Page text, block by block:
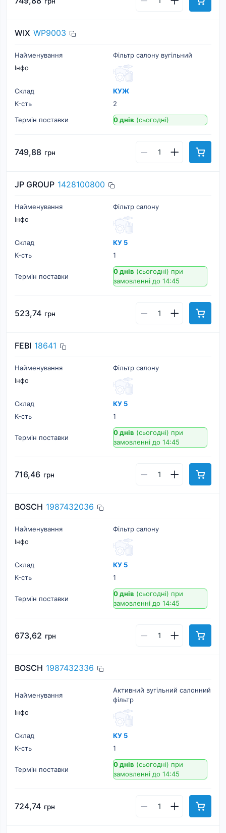
WIX WP9003
Найменування
Фільтр салону вугільний
Інфо
Склад
КУЖ
К-cть
2
Термін поставки
0 днів (сьогодні)
749,88 грн
JP GROUP 1428100800
Найменування
Фільтр салону
Інфо
Склад
КУ 5
К-cть
1
Термін поставки
0 днів (сьогодні) при
замовленні до 14:45
523,74 грн
FEBI 18641
Найменування
Фільтр салону
Інфо
Склад
КУ 5
К-cть
1
Термін поставки
0 днів (сьогодні) при
замовленні до 14:45
716,46 грн
BOSCH 1987432036
Найменування
Фільтр салону
Інфо
Склад
КУ 5
К-cть
1
Термін поставки
0 днів (сьогодні) при
замовленні до 14:45
673,62 грн
BOSCH 1987432336
Найменування
Активний вугільний салонний
фільтр
Інфо
Склад
КУ 5
К-cть
1
Термін поставки
0 днів (сьогодні) при
замовленні до 14:45
724,74 грн